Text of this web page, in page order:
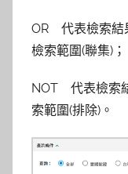
OR 代表檢索結
檢索範圍(聯集)；
NOT 代表檢索
索範圍(排除)。